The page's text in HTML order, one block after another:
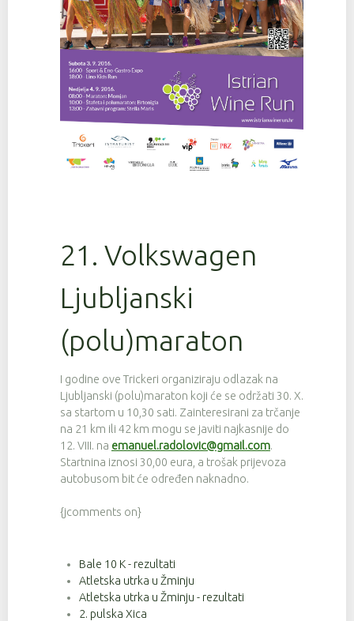
21. Volkswagen
Ljubljanski
(polu)maraton
I godine ove Trickeri organiziraju odlazak na
Ljubljanski (polu)maraton koji će se održati 30. X.
sa startom u 10,30 sati. Zainteresirani za trčanje
na 21 km ili 42 km mogu se javiti najkasnije do
12. VIII. na emanuel.radolovic@gmail.com.
Startnina iznosi 30,00 eura, a trošak prijevoza
autobusom bit će određen naknadno.
{jcomments on}
Bale 10 K - rezultati
Atletska utrka u Žminju
Atletska utrka u Žminju - rezultati
2. pulska Xica